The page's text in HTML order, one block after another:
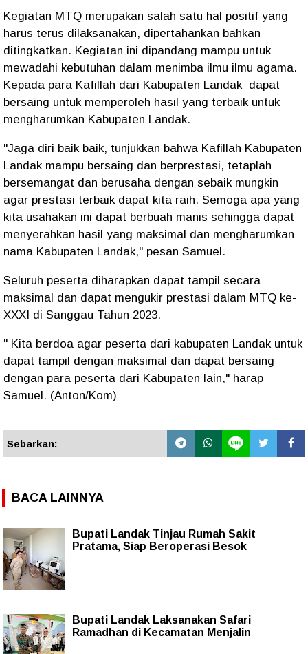
Kegiatan MTQ merupakan salah satu hal positif yang
harus terus dilaksanakan, dipertahankan bahkan
ditingkatkan. Kegiatan ini dipandang mampu untuk
mewadahi kebutuhan dalam menimba ilmu ilmu agama.
Kepada para Kafillah dari Kabupaten Landak dapat
bersaing untuk memperoleh hasil yang terbaik untuk
mengharumkan Kabupaten Landak.
"Jaga diri baik baik, tunjukkan bahwa Kafillah Kabupaten
Landak mampu bersaing dan berprestasi, tetaplah
bersemangat dan berusaha dengan sebaik mungkin
agar prestasi terbaik dapat kita raih. Semoga apa yang
kita usahakan ini dapat berbuah manis sehingga dapat
menyerahkan hasil yang maksimal dan mengharumkan
nama Kabupaten Landak," pesan Samuel.
Seluruh peserta diharapkan dapat tampil secara
maksimal dan dapat mengukir prestasi dalam MTQ ke-
XXXI di Sanggau Tahun 2023.
" Kita berdoa agar peserta dari kabupaten Landak untuk
dapat tampil dengan maksimal dan dapat bersaing
dengan para peserta dari Kabupaten lain," harap
Samuel. (Anton/Kom)
Sebarkan:
BACA LAINNYA
Bupati Landak Tinjau Rumah Sakit
Pratama, Siap Beroperasi Besok
Bupati Landak Laksanakan Safari
Ramadhan di Kecamatan Menjalin